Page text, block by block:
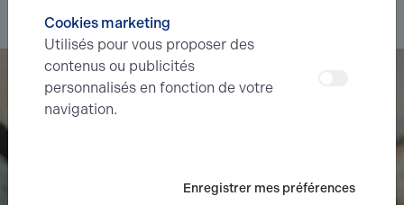
Cookies marketing
Utilisés pour vous proposer des
contenus ou publicités
personnalisés en fonction de votre
navigation.
Enregistrer mes préférences